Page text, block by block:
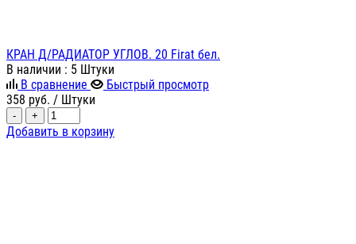
КРАН Д/РАДИАТОР УГЛОВ. 20 Firat бел.
В наличии : 5 Штуки
В сравнение
Быстрый просмотр
358 руб. / Штуки
- +
Добавить в корзину